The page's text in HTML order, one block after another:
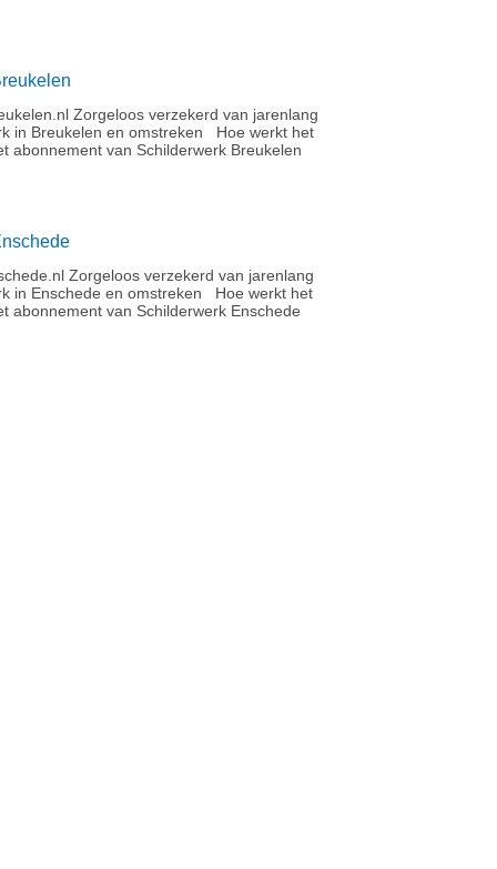
Zorgeloos verzekerd van jarenlang
in Breukelen en omstreken Hoe werkt het
abonnement van Schilderwerk Breukelen
Zorgeloos verzekerd van jarenlang
in Enschede en omstreken Hoe werkt het
abonnement van Schilderwerk Enschede